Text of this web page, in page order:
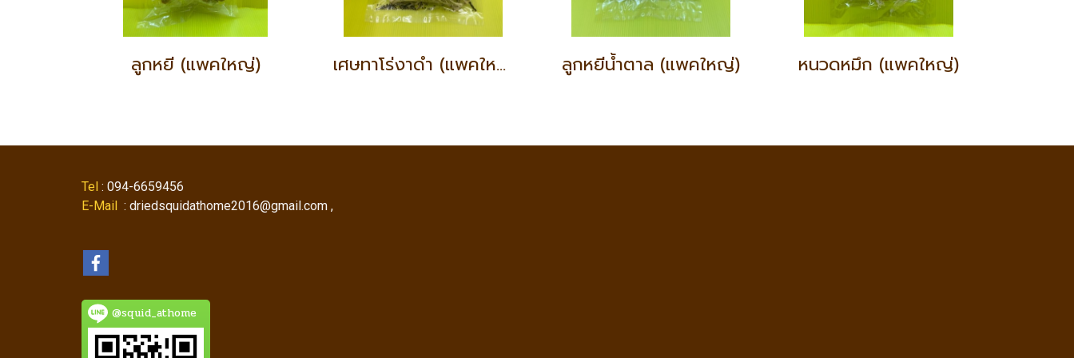
ลูกหยี (แพคใหญ่) เศษทาโร่งาดำ (แพคใหญ่) ลูกหยีน้ำตาล (แพคใหญ่) หนวดหมึก (แพคใหญ่)
Tel : 094-6659456
E-Mail : driedsquidathome2016@gmail.com ,
@squid_athome